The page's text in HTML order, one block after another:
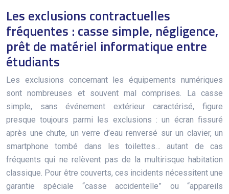
Les exclusions contractuelles
fréquentes : casse simple, négligence,
prêt de matériel informatique entre
étudiants
Les exclusions concernant les équipements numériques
sont nombreuses et souvent mal comprises. La casse
simple, sans événement extérieur caractérisé, figure
presque toujours parmi les exclusions : un écran fissuré
après une chute, un verre d’eau renversé sur un clavier, un
smartphone tombé dans les toilettes… autant de cas
fréquents qui ne relèvent pas de la multirisque habitation
classique. Pour être couverts, ces incidents nécessitent une
garantie spéciale “casse accidentelle” ou “appareils